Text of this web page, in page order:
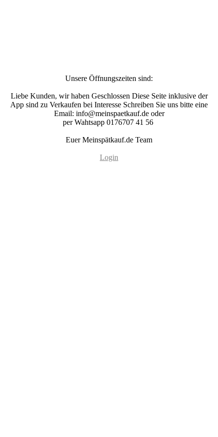
Unsere Öffnungszeiten sind:
Liebe Kunden, wir haben Geschlossen Diese Seite inklusive der
App sind zu Verkaufen bei Interesse Schreiben Sie uns bitte eine
Email: info@meinspaetkauf.de oder
per Wahtsapp 0176707 41 56
Euer Meinspätkauf.de Team
Login